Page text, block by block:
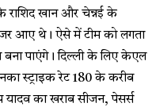
राशिद खान और चेन्नई के
आए थे। ऐसे में टीम को लगता
पाएंगे। दिल्ली के लिए केएल
स्ट्राइक रेट 180 के करीब
यादव का खराब सीजन, पेसर्स